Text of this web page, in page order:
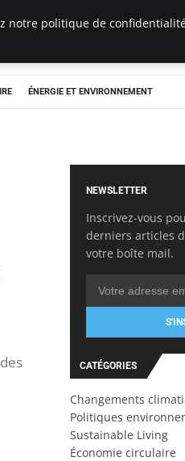
ÉNERGIE ET ENVIRONNEMENT
NEWSLETTER
Inscrivez-vous
derniers articles
votre boîte mail.
CATÉGORIES
Changements
Politiques
Sustainable Living
Économie circulaire
notre politique de